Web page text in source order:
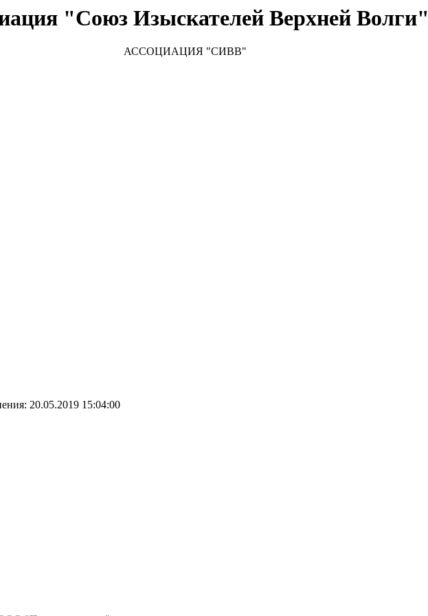
"Союз Изыскателей Верхней Волги"
АССОЦИАЦИЯ "СИВВ"
20.05.2019 15:04:00